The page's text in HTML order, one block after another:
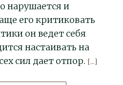
нарушается и
его критиковать
он ведет себя
настаивать на
сил дает отпор. [...]